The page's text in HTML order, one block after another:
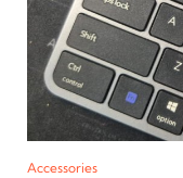
Accessories